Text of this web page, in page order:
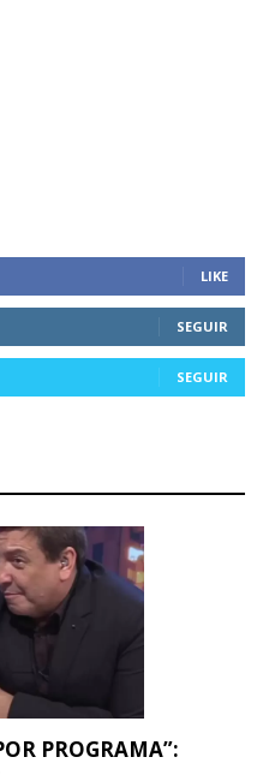
LIKE
SEGUIR
SEGUIR
PROGRAMA”: